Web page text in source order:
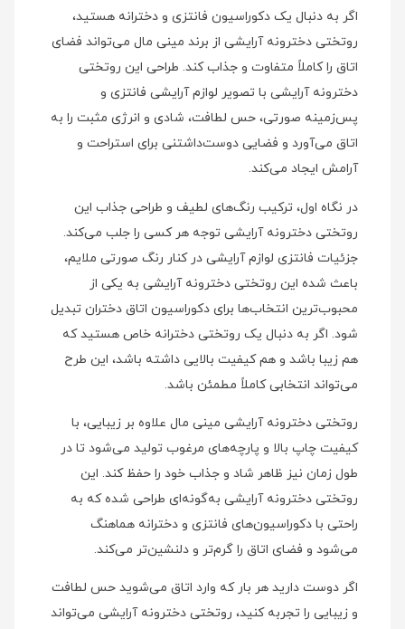
اگر به دنبال یک دکوراسیون فانتزی و دخترانه هستید،
روتختی دخترونه آرایشی از برند مینی مال می‌تواند فضای
اتاق را کاملاً متفاوت و جذاب کند. طراحی این روتختی
دخترونه آرایشی با تصویر لوازم آرایشی فانتزی و
پس‌زمینه صورتی، حس لطافت، شادی و انرژی مثبت را به
اتاق می‌آورد و فضایی دوست‌داشتنی برای استراحت و
آرامش ایجاد می‌کند.
در نگاه اول، ترکیب رنگ‌های لطیف و طراحی جذاب این
روتختی دخترونه آرایشی توجه هر کسی را جلب می‌کند.
جزئیات فانتزی لوازم آرایشی در کنار رنگ صورتی ملایم،
باعث شده این روتختی دخترونه آرایشی به یکی از
محبوب‌ترین انتخاب‌ها برای دکوراسیون اتاق دختران تبدیل
شود. اگر به دنبال یک روتختی دخترانه خاص هستید که
هم زیبا باشد و هم کیفیت بالایی داشته باشد، این طرح
می‌تواند انتخابی کاملاً مطمئن باشد.
روتختی دخترونه آرایشی مینی مال علاوه بر زیبایی، با
کیفیت چاپ بالا و پارچه‌های مرغوب تولید می‌شود تا در
طول زمان نیز ظاهر شاد و جذاب خود را حفظ کند. این
روتختی دخترونه آرایشی به‌گونه‌ای طراحی شده که به
راحتی با دکوراسیون‌های فانتزی و دخترانه هماهنگ
می‌شود و فضای اتاق را گرم‌تر و دلنشین‌تر می‌کند.
اگر دوست دارید هر بار که وارد اتاق می‌شوید حس لطافت
و زیبایی را تجربه کنید، روتختی دخترونه آرایشی می‌تواند